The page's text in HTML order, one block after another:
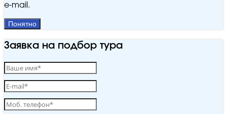
e‑mail.
Понятно
Заявка на подбор тура